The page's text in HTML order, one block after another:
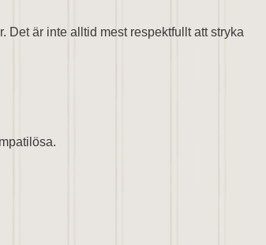
Det är inte alltid mest respektfullt att stryka